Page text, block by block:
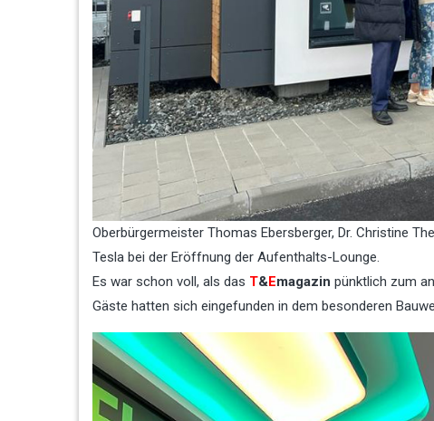
Oberbürgermeister Thomas Ebersberger, Dr. Christine
Tesla bei der Eröffnung der Aufenthalts-Lounge.
Es war schon voll, als das T&Emagazin pünktlich zum
Gäste hatten sich eingefunden in dem besonderen